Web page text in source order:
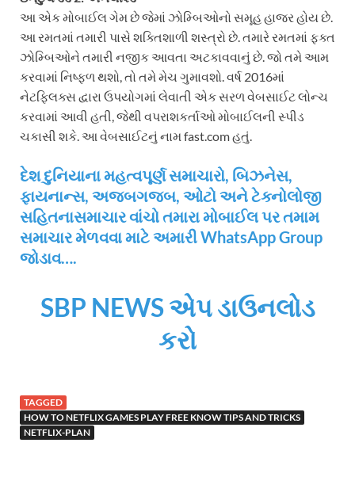
આ એક મોબાઈલ ગેમ છે જેમાં ઝોમ્બિઓનો સમૂહ હાજર હોય છે.
આ રમતમાં તમારી પાસે શક્તિશાળી શસ્ત્રો છે. તમારે રમતમાં ફક્ત
ઝોમ્બિઓને તમારી નજીક આવતા અટકાવવાનું છે. જો તમે આમ
કરવામાં નિષ્ફળ થશો, તો તમે મેચ ગુમાવશો. વર્ષ 2016માં
નેટફ્લિક્સ દ્વારા ઉપયોગમાં લેવાતી એક સરળ વેબસાઈટ લોન્ચ
કરવામાં આવી હતી, જેથી વપરાશકર્તાઓ મોબાઈલની સ્પીડ
ચકાસી શકે. આ વેબસાઈટનું નામ fast.com હતું.
દેશ દુનિયાના મહત્વપૂર્ણ સમાચારો, બિઝનેસ,
ફાયનાન્સ, અજબગજબ, ઓટો અને ટેક્નોલોજી
સહિતનાસમાચાર વાંચો તમારા મોબાઈલ પર તમામ
સમાચાર મેળવવા માટે અમારી WhatsApp Group
જોડાવ….
SBP NEWS એપ ડાઉનલોડ
કરો
TAGGED
HOW TO NETFLIX GAMES PLAY FREE KNOW TIPS AND TRICKS
NETFLIX-PLAN